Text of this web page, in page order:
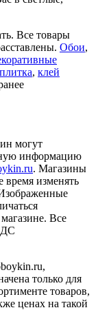
Все товары
Обои,
плитка, клей
могут
информацию
. Магазины
время изменять
Все
только для
товаров,
ценах на такой